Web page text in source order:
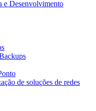
e Desenvolvimento
de soluções de redes